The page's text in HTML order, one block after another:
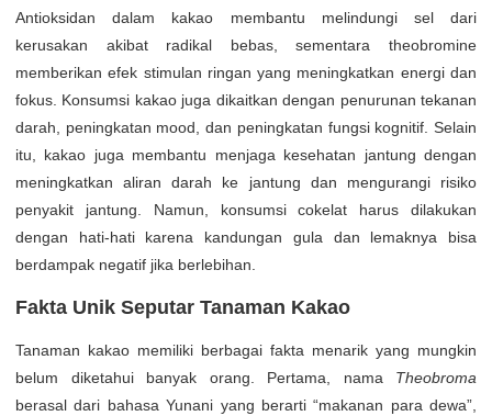
Antioksidan dalam kakao membantu melindungi sel dari
kerusakan akibat radikal bebas, sementara theobromine
memberikan efek stimulan ringan yang meningkatkan energi dan
fokus. Konsumsi kakao juga dikaitkan dengan penurunan tekanan
darah, peningkatan mood, dan peningkatan fungsi kognitif. Selain
itu, kakao juga membantu menjaga kesehatan jantung dengan
meningkatkan aliran darah ke jantung dan mengurangi risiko
penyakit jantung. Namun, konsumsi cokelat harus dilakukan
dengan hati-hati karena kandungan gula dan lemaknya bisa
berdampak negatif jika berlebihan.
Fakta Unik Seputar Tanaman Kakao
Tanaman kakao memiliki berbagai fakta menarik yang mungkin
belum diketahui banyak orang. Pertama, nama Theobroma
berasal dari bahasa Yunani yang berarti “makanan para dewa”,